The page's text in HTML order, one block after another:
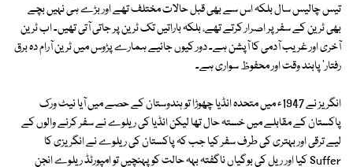
تیس چالیس سال بلکہ اس سے بھی قبل حالات مختلف تھے اور بڑے ہی نہیں بچے
بھی ٹرین کے سفر پر اصرار کرتے تھے، بلکہ باراتیں تک ٹرین پر جاتی آتی تھیں۔ اب ٹرین
آخری اور غریب آدمی کا آپشن ہے۔ دور کیوں جائیے ہمارے پڑوس میں ٹرین آرام دہ برق
رفتار' پابند وقت اور محفوظ سواری ہے۔
انگریز نے 1947ء میں متحدہ انڈیا چھوڑا تو ہندوستان کے حصے میں آیا نیٹ ورک
پاکستان کے مقابلے میں خستہ حال تھا لیکن انڈیا کی ریلوے نے سفر کرنے والوں کے
لیے ترقی اور بہتری کی طرف سفر کیا جب کہ پاکستان کی ریلوے نے انگریزی کا
Suffer کیا اور ریل کی بوگیاں ناگفتہ بہہ حالت کو پہنچیں تو امپورٹڈ ریلوے انجن